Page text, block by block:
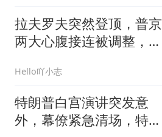
拉夫罗夫突然登顶，普京
两大心腹接连被调整，究
Hello吖小志
特朗普白宫演讲突发意
外，幕僚紧急清场，特朗